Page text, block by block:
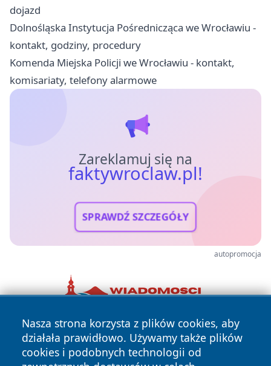
dojazd
Dolnośląska Instytucja Pośrednicząca we Wrocławiu -
kontakt, godziny, procedury
Komenda Miejska Policji we Wrocławiu - kontakt,
komisariaty, telefony alarmowe
Zareklamuj się na
faktywroclaw.pl!
SPRAWDŹ SZCZEGÓŁY
autopromocja
Nasza strona korzysta z plików cookies, aby
działała prawidłowo. Używamy także plików
cookies i podobnych technologii od